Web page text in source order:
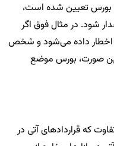
بورس تعیین شده است،
شود. در مثال فوق اگر
تومان شود، اخطار داده می‌شود و شخص
این صورت، بورس موضع
که قراردادهای آتی در